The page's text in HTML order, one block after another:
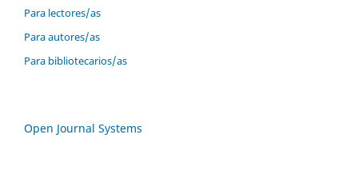
Para lectores/as
Para autores/as
Para bibliotecarios/as
Open Journal Systems